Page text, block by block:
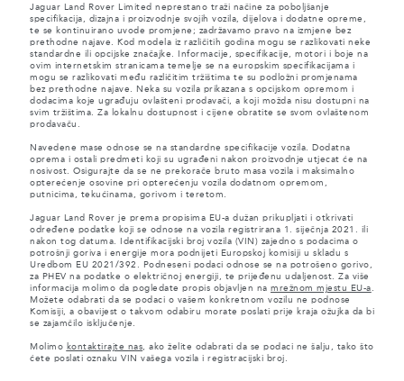
Jaguar Land Rover Limited neprestano traži načine za poboljšanje
specifikacija, dizajna i proizvodnje svojih vozila, dijelova i dodatne opreme,
te se kontinuirano uvode promjene; zadržavamo pravo na izmjene bez
prethodne najave. Kod modela iz različitih godina mogu se razlikovati neke
standardne ili opcijske značajke. Informacije, specifikacije, motori i boje na
ovim internetskim stranicama temelje se na europskim specifikacijama i
mogu se razlikovati među različitim tržištima te su podložni promjenama
bez prethodne najave. Neka su vozila prikazana s opcijskom opremom i
dodacima koje ugrađuju ovlašteni prodavači, a koji možda nisu dostupni na
svim tržištima. Za lokalnu dostupnost i cijene obratite se svom ovlaštenom
prodavaču.
Navedene mase odnose se na standardne specifikacije vozila. Dodatna
oprema i ostali predmeti koji su ugrađeni nakon proizvodnje utjecat će na
nosivost. Osigurajte da se ne prekorače bruto masa vozila i maksimalno
opterećenje osovine pri opterećenju vozila dodatnom opremom,
putnicima, tekućinama, gorivom i teretom.
Jaguar Land Rover je prema propisima EU-a dužan prikupljati i otkrivati
određene podatke koji se odnose na vozila registrirana 1. siječnja 2021. ili
nakon tog datuma. Identifikacijski broj vozila (VIN) zajedno s podacima o
potrošnji goriva i energije mora podnijeti Europskoj komisiji u skladu s
Uredbom EU 2021/392. Podneseni podaci odnose se na potrošeno gorivo,
za PHEV na podatke o električnoj energiji, te prijeđenu udaljenost. Za više
informacija molimo da pogledate propis objavljen na mrežnom mjestu EU-a .
Možete odabrati da se podaci o vašem konkretnom vozilu ne podnose
Komisiji, a obavijest o takvom odabiru morate poslati prije kraja ožujka da bi
se zajamčilo isključenje.
Molimo kontaktirajte nas, ako želite odabrati da se podaci ne šalju, tako što
ćete poslati oznaku VIN vašega vozila i registracijski broj.